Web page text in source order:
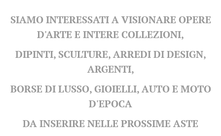
SIAMO INTERESSATI A VISIONARE OPERE
D'ARTE E INTERE COLLEZIONI,
DIPINTI, SCULTURE, ARREDI DI DESIGN,
ARGENTI,
BORSE DI LUSSO, GIOIELLI, AUTO E MOTO
D'EPOCA
DA INSERIRE NELLE PROSSIME ASTE